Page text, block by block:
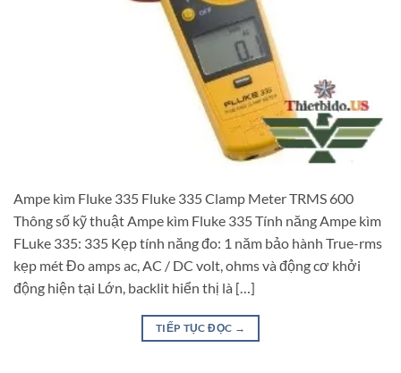
Ampe kìm Fluke 335 Fluke 335 Clamp Meter TRMS 600
Thông số kỹ thuật Ampe kìm Fluke 335 Tính năng Ampe kìm
FLuke 335: 335 Kẹp tính năng đo: 1 năm bảo hành True-rms
kẹp mét Đo amps ac, AC / DC volt, ohms và động cơ khởi
động hiện tại Lớn, backlit hiển thị là […]
TIẾP TỤC ĐỌC →